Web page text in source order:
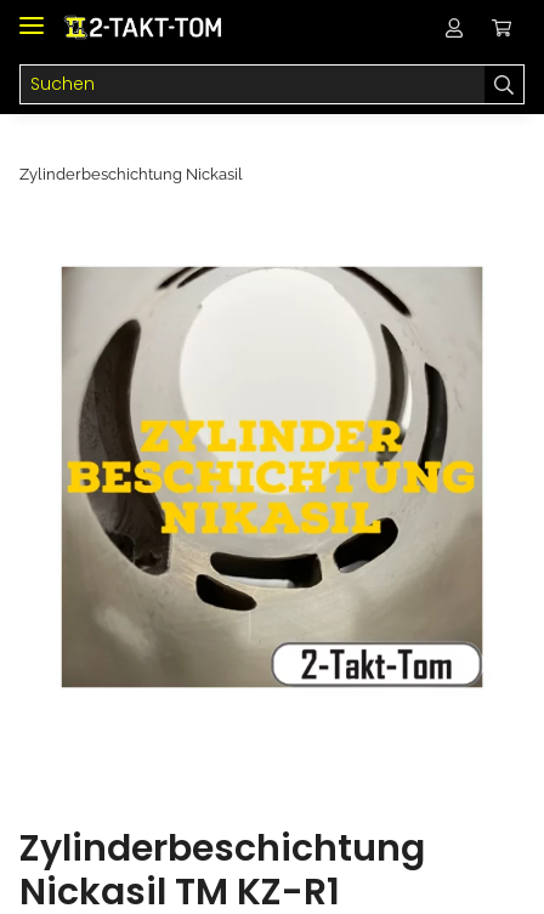
Zylinderbeschichtung Nickasil
Zylinderbeschichtung
Nickasil TM KZ-R1